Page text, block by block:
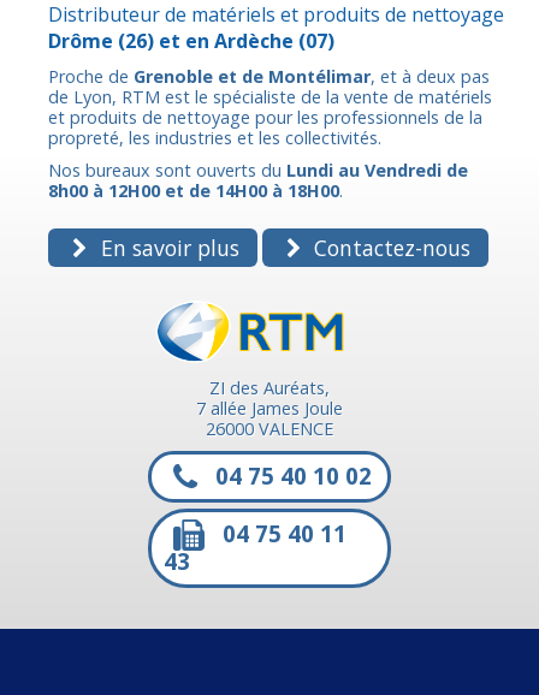
Distributeur de matériels et produits de nettoyage
Drôme (26) et en Ardèche (07)
Proche de Grenoble et de Montélimar, et à deux pas
de Lyon, RTM est le spécialiste de la vente de matériels
et produits de nettoyage pour les professionnels de la
propreté, les industries et les collectivités.
Nos bureaux sont ouverts du Lundi au Vendredi de
8h00 à 12H00 et de 14H00 à 18H00.
En savoir plus Contactez-nous
ZI des Auréats,
7 allée James Joule
26000 VALENCE
04 75 40 10 02
04 75 40 11
43